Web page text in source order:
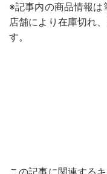
※記事内の商品情報は
店舗により在庫切れ
す。